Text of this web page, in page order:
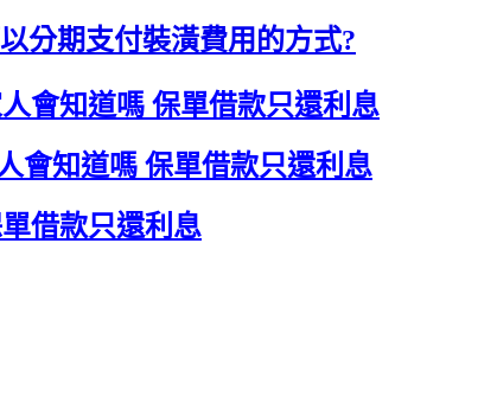
分期支付裝潢費用的方式?
會知道嗎 保單借款只還利息
會知道嗎 保單借款只還利息
借款只還利息